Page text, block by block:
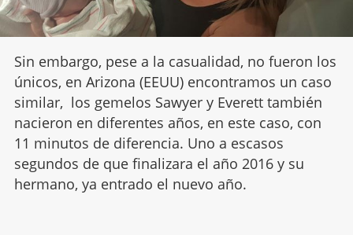
Sin embargo, pese a la casualidad, no fueron los
únicos, en Arizona (EEUU) encontramos un caso
similar, los gemelos Sawyer y Everett también
nacieron en diferentes años, en este caso, con
11 minutos de diferencia. Uno a escasos
segundos de que finalizara el año 2016 y su
hermano, ya entrado el nuevo año.